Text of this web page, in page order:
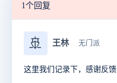
1个回复
🚢 王林 无门派
这里我们记录下，感谢反馈